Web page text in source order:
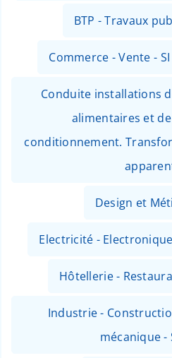
BTP - Travaux
Commerce - Vente - SI
Conduite installations
alimentaires et
conditionnement.
Design et
Electricité -
Hôtellerie -
Industrie -
mécanique -